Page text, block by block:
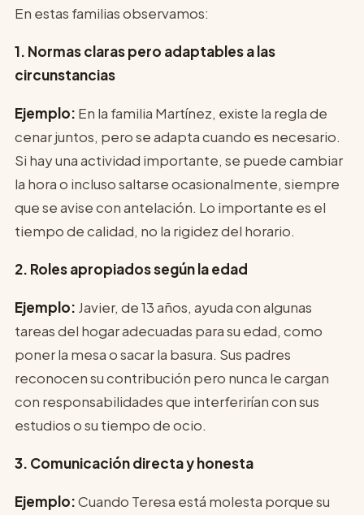
En estas familias observamos:
1. Normas claras pero adaptables a las
circunstancias
Ejemplo: En la familia Martínez, existe la regla de
cenar juntos, pero se adapta cuando es necesario.
Si hay una actividad importante, se puede cambiar
la hora o incluso saltarse ocasionalmente, siempre
que se avise con antelación. Lo importante es el
tiempo de calidad, no la rigidez del horario.
2. Roles apropiados según la edad
Ejemplo: Javier, de 13 años, ayuda con algunas
tareas del hogar adecuadas para su edad, como
poner la mesa o sacar la basura. Sus padres
reconocen su contribución pero nunca le cargan
con responsabilidades que interferirían con sus
estudios o su tiempo de ocio.
3. Comunicación directa y honesta
Ejemplo:Cuando Teresa está molesta porque su